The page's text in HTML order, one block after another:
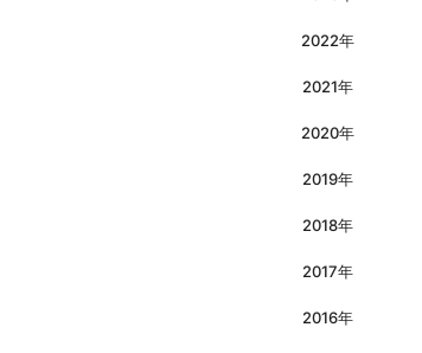
2022年
2021年
2020年
2019年
2018年
2017年
2016年